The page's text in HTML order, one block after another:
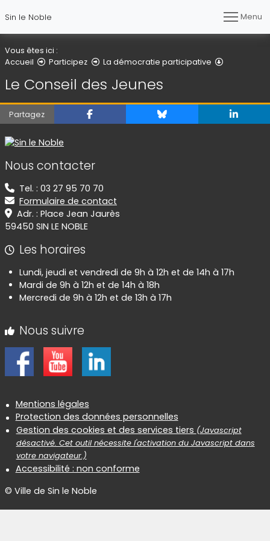
Sin le Noble Menu
Vous êtes ici :
Accueil
Participez La démocratie participative
Le Conseil des Jeunes
Partagez
Informations de contact
Nous contacter
Tel. : 03 27 95 70 70
Formulaire de contact
Adr. : Place Jean Jaurès
59450 SIN LE NOBLE
Les horaires
Lundi, jeudi et vendredi de 9h à 12h et de 14h à 17h
Mardi de 9h à 12h et de 14h à 18h
Mercredi de 9h à 12h et de 13h à 17h
Nous suivre
Informations réglementaires
Mentions légales
Protection des données personnelles
Gestion des cookies et des services tiers (Javascript
désactivé. Cet outil nécessite l'activation du Javascript dans
votre navigateur.)
Accessibilité : non conforme
© Ville de Sin le Noble